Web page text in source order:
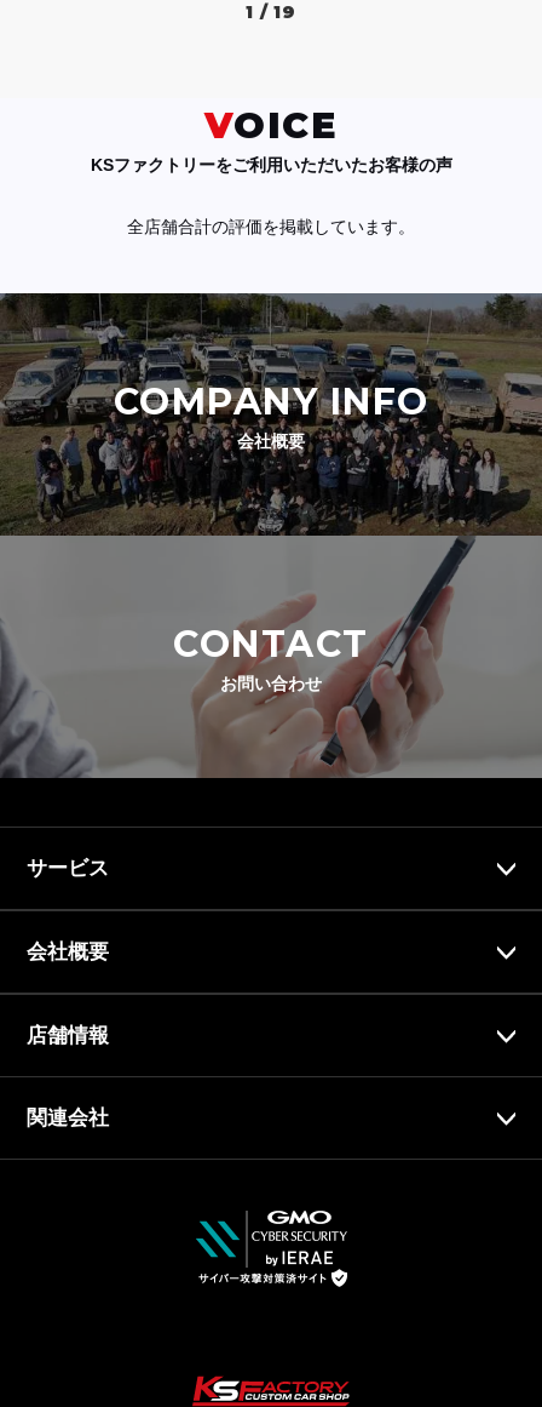
1 / 19
VOICE
KSファクトリーをご利用いただいたお客様の声
全店舗合計の評価を掲載しています。
COMPANY INFO
会社概要
CONTACT
お問い合わせ
サービス
会社概要
店舗情報
関連会社